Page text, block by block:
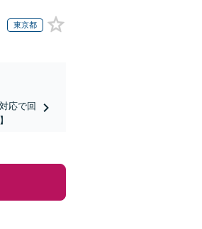
東京都
応で回